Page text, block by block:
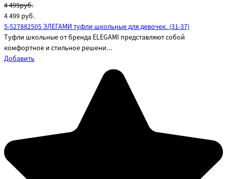
4 499руб.
4 499 руб.
5-527882505 ЭЛЕГАМИ туфли школьные для девочек. (31-37)
Туфли школьные от бренда ELEGAMI представляют собой
комфортное и стильное решени...
Добавить